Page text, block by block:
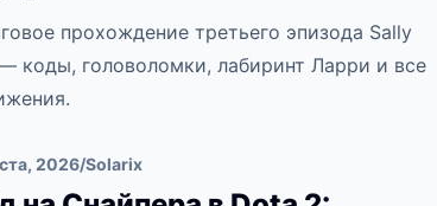
прохождение третьего эпизода Sally
коды, головоломки, лабиринт Ларри и все
2026/Solarix